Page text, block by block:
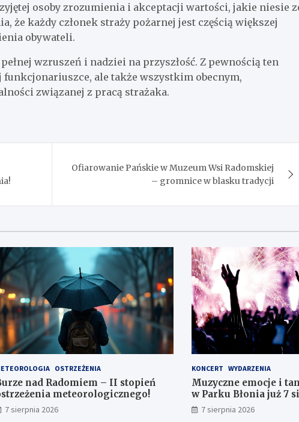
osoby zrozumienia i akceptacji wartości, jakie niesie
że każdy członek straży pożarnej jest częścią większej
obywateli.
wzruszeń i nadziei na przyszłość. Z pewnością ten
ale także wszystkim obecnym,
związanej z pracą strażaka.
Ofiarowanie Pańskie w Muzeum Wsi Radomskiej
– gromnice w blasku tradycji
OSTRZEŻENIA
nad Radomiem – II stopień
meteorologicznego!
7 sierpnia 2026
KONCERT WYDARZENIA
Muzyczne emocje i
w Parku Błonia już 7
7 sierpnia 2026